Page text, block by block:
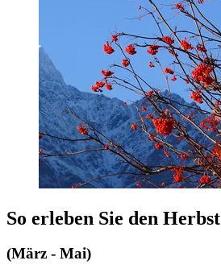
So erleben Sie den
(März - Mai)